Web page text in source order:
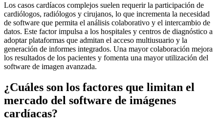
Los casos cardíacos complejos suelen requerir la participación de
cardiólogos, radiólogos y cirujanos, lo que incrementa la necesidad
de software que permita el análisis colaborativo y el intercambio de
datos. Este factor impulsa a los hospitales y centros de diagnóstico a
adoptar plataformas que admitan el acceso multiusuario y la
generación de informes integrados. Una mayor colaboración mejora
los resultados de los pacientes y fomenta una mayor utilización del
software de imagen avanzada.
¿Cuáles son los factores que limitan el
mercado del software de imágenes
cardíacas?